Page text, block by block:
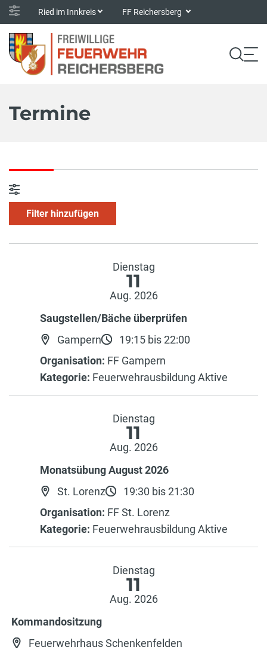
Ried im Innkreis FF Reichersberg
Termine
Filter hinzufügen
Dienstag
11
Aug. 2026
Saugstellen/Bäche überprüfen
Gampern
19:15 bis 22:00
Organisation: FF Gampern
Kategorie: Feuerwehrausbildung Aktive
Dienstag
11
Aug. 2026
Monatsübung August 2026
St. Lorenz
19:30 bis 21:30
Organisation: FF St. Lorenz
Kategorie: Feuerwehrausbildung Aktive
Dienstag
11
Aug. 2026
Kommandositzung
Feuerwehrhaus Schenkenfelden